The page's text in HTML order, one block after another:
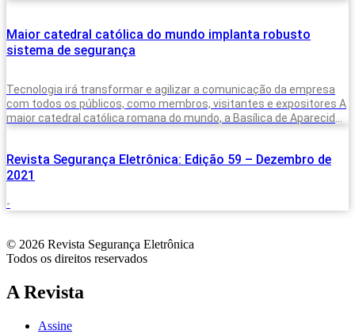
Maior catedral católica do mundo implanta robusto
sistema de segurança
Tecnologia irá transformar e agilizar a comunicação da empresa
com todos os públicos, como membros, visitantes e expositores A
maior catedral católica romana do mundo, a Basílica de Aparecida,
Revista Segurança Eletrônica: Edição 59 – Dezembro de
2021
-
© 2026 Revista Segurança Eletrônica
Todos os direitos reservados
A Revista
Assine